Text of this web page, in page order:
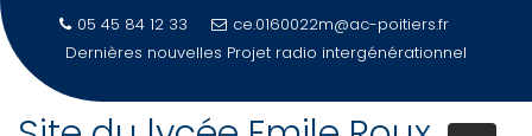
05 45 84 12 33
ce.0160022m@ac-poitiers.fr
Dernières nouvelles Projet radio intergénérationnel